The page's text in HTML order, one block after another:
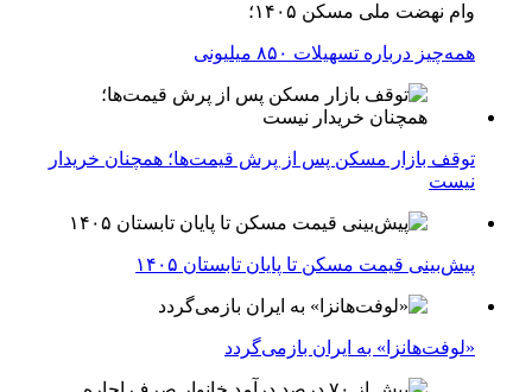
وام نهضت ملی مسکن ۱۴۰۵؛
همه‌چیز درباره تسهیلات ۸۵۰ میلیونی
توقف بازار مسکن پس از پرش قیمت‌ها؛ همچنان خریدار
نیست
پیش‌بینی قیمت مسکن تا پایان تابستان ۱۴۰۵
«لوفت‌هانزا» به ایران بازمی‌گردد